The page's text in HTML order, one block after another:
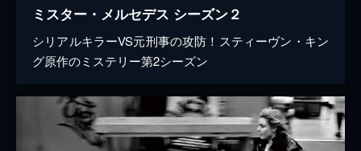
ミスター・メルセデス シーズン２
シリアルキラーVS元刑事の攻防！スティーヴン・キン
グ原作のミステリー第2シーズン